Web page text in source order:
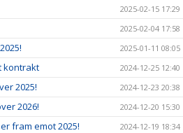
2025-02-15 17:29
2025-02-04 17:58
2025-01-11 08:05
kontrakt 2024-12-25 12:40
2025! 2024-12-23 20:38
2026! 2024-12-20 15:30
fram emot 2025! 2024-12-19 18:34